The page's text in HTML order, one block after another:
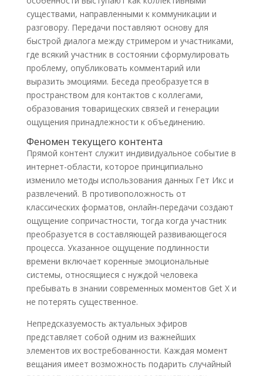
существами, направленными к коммуникации и
разговору. Передачи поставляют основу для
быстрой диалога между стримером и участниками,
где всякий участник в состоянии сформулировать
проблему, опубликовать комментарий или
выразить эмоциями. Беседа преобразуется в
пространством для контактов с коллегами,
образования товарищеских связей и генерации
ощущения принадлежности к объединению.
Феномен текущего контента
Прямой контент служит индивидуальное событие в
интернет-области, которое принципиально
изменило методы использования данных Гет Икс и
развлечений. В противоположность от
классических форматов, онлайн-передачи создают
ощущение сопричастности, тогда когда участник
преобразуется в составляющей развивающегося
процесса. Указанное ощущение подлинности
времени включает коренные эмоциональные
системы, относящиеся с нуждой человека
пребывать в знании современных моментов Get X и
не потерять существенное.
Непредсказуемость актуальных эфиров
представляет собой одним из важнейших
элементов их востребованности. Каждая момент
вещания имеет возможность подарить случайный